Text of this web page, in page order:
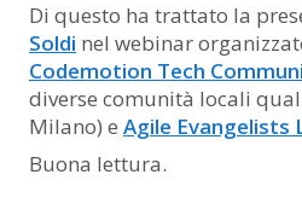
Di questo ha trattato la
Soldi nel webinar
Codemotion Tech
diverse comunità locali
Milano) e Agile Evangelists
Buona lettura.